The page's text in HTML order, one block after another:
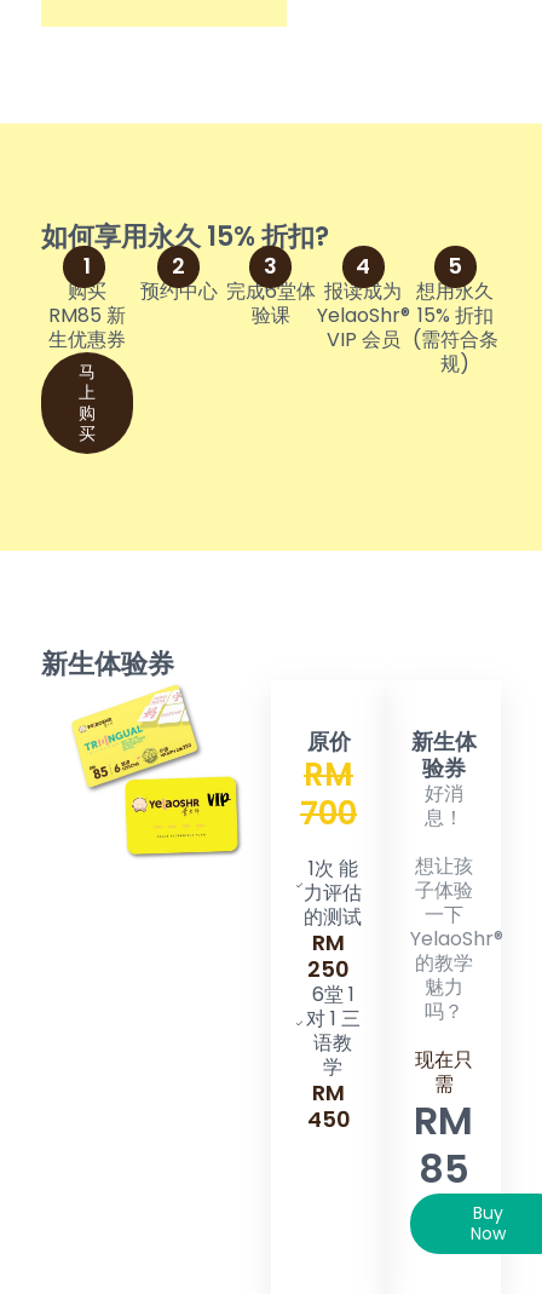
如何享用永久 15% 折扣?
1
购买
RM85 新
生优惠券
马
上
购
买
2
预约中心
3
完成6堂体
验课
4
报读成为
YelaoShr®
VIP 会员
5
想用永久
15% 折扣
(需符合条
规)
新生体验券
原价
RM
700
1次 能
力评估
的测试
RM
250
6堂 1
对 1 三
语教
学
RM
450
新生体
验券​
好消
息！
想让孩
子体验
一下
YelaoShr®
的教学
魅力
吗？
现在只
需
RM
85
Buy
Now